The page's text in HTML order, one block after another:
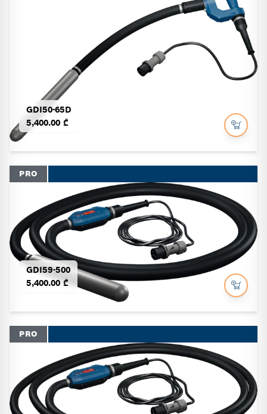
GDI50-65D
5,400.00 ₾
PRO
GDI59-500
5,400.00 ₾
PRO